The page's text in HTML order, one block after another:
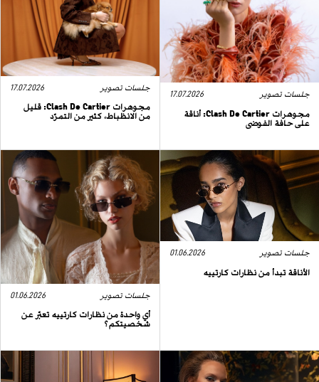
جلسات تصوير 17.07.2026
مجوهرات Clash De Cartier: أناقة
على حافة الفوضى
جلسات تصوير 17.07.2026
مجوهرات Clash De Cartier: قليل
من الانظباط، كثير من التمرّد
جلسات تصوير 01.06.2026
الأناقة تبدأ من نظارات كارتييه
جلسات تصوير 01.06.2026
أي واحدة من نظارات كارتييه تعبّر عن
شخصيتكم؟